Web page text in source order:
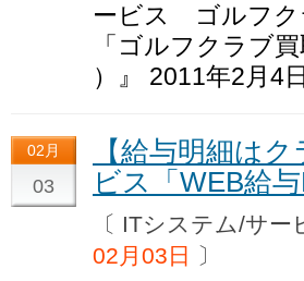
ービス ゴルフク
「ゴルフクラブ
）』 2011年2月4
02月
03
【給与明細は
ビス「WEB給
〔 ITシステム/サ
02月03日
〕